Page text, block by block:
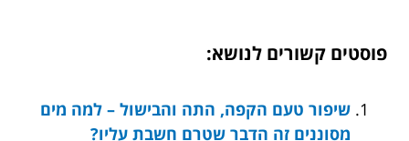
פוסטים קשורים לנושא:
שיפור טעם הקפה, התה והבישול – למה מים
מסוננים זה הדבר שטרם חשבת עליו?